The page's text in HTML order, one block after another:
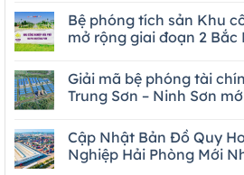
Bệ phóng tích sản Khu
mở rộng giai đoạn 2 Bắc
Giải mã bệ phóng tài
Trung Sơn – Ninh Sơn
Cập Nhật Bản Đồ Quy
Nghiệp Hải Phòng Mới